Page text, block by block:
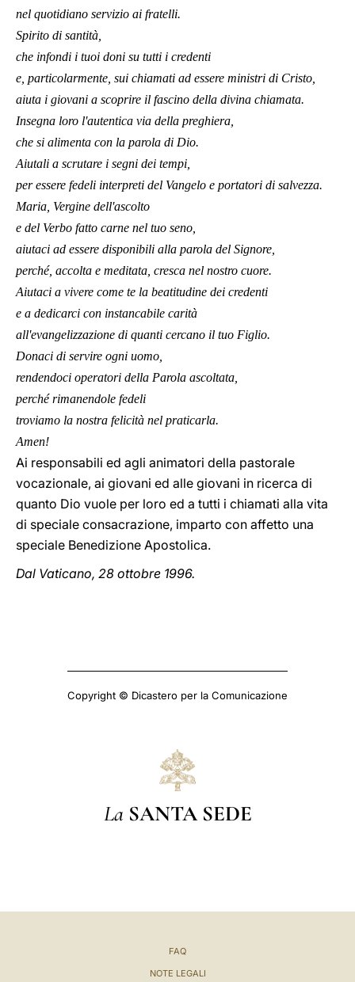
nel quotidiano servizio ai fratelli.
Spirito di santità,
che infondi i tuoi doni su tutti i credenti
e, particolarmente, sui chiamati ad essere ministri di Cristo,
aiuta i giovani a scoprire il fascino della divina chiamata.
Insegna loro l'autentica via della preghiera,
che si alimenta con la parola di Dio.
Aiutali a scrutare i segni dei tempi,
per essere fedeli interpreti del Vangelo e portatori di salvezza.
Maria, Vergine dell'ascolto
e del Verbo fatto carne nel tuo seno,
aiutaci ad essere disponibili alla parola del Signore,
perché, accolta e meditata, cresca nel nostro cuore.
Aiutaci a vivere come te la beatitudine dei credenti
e a dedicarci con instancabile carità
all'evangelizzazione di quanti cercano il tuo Figlio.
Donaci di servire ogni uomo,
rendendoci operatori della Parola ascoltata,
perché rimanendole fedeli
troviamo la nostra felicità nel praticarla.
Amen!
Ai responsabili ed agli animatori della pastorale
vocazionale, ai giovani ed alle giovani in ricerca di
quanto Dio vuole per loro ed a tutti i chiamati alla vita
di speciale consacrazione, imparto con affetto una
speciale Benedizione Apostolica.
Dal Vaticano, 28 ottobre 1996.
Copyright © Dicastero per la Comunicazione
La SANTA SEDE
FAQ
NOTE LEGALI